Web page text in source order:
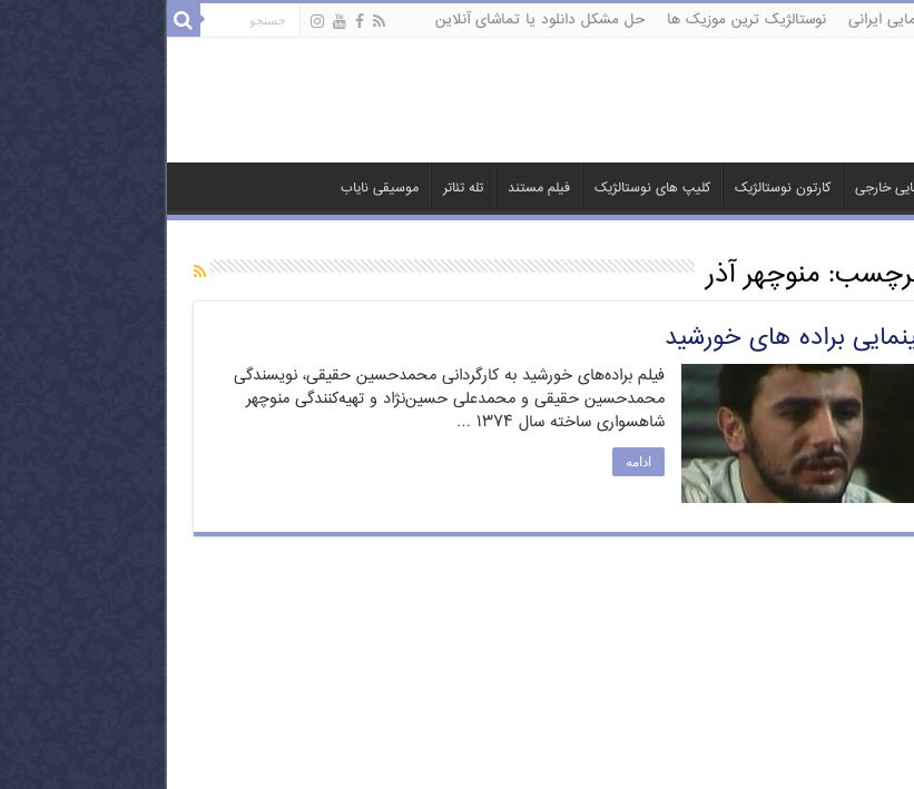
ایرانی نوستالژیک ترین موزیک ها حل مشکل دانلود یا تماشای آنلاین
خارجی کارتون نوستالژیک کلیپ های نوستالژیک فیلم مستند تله تئاتر موسیقی نایاب
برچسب:منوچهر آذر
براده های خورشید
فیلم براده‌های خورشید به کارگردانی محمدحسین حقیقی، نویسندگی
محمدحسین حقیقی و محمدعلی حسین‌نژاد و تهیه‌کنندگی منوچهر
شاهسواری ساخته سال ۱۳۷۴ …
ادامه